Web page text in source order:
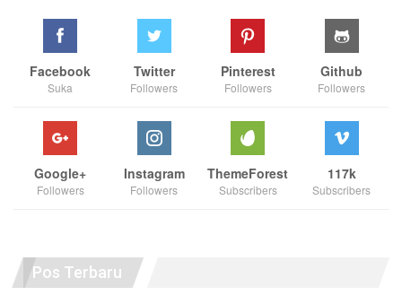
Facebook
Suka
Twitter
Followers
Pinterest
Followers
Github
Followers
Google+
Followers
Instagram
Followers
ThemeForest
Subscribers
117k
Subscribers
Pos Terbaru